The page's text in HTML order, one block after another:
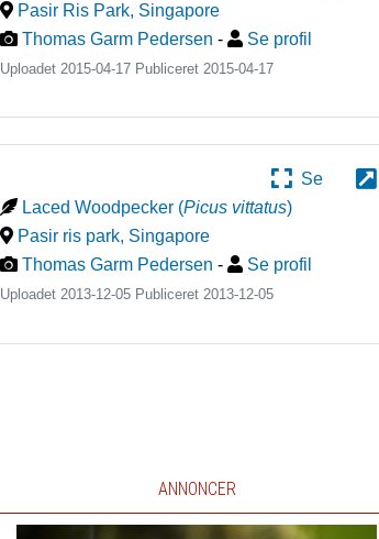
Pasir Ris Park, Singapore
Thomas Garm Pedersen - Se profil
Uploadet 2015-04-17 Publiceret2015-04-17
Se
Laced Woodpecker (Picus vittatus)
Pasir ris park, Singapore
Thomas Garm Pedersen - Se profil
Uploadet 2013-12-05 Publiceret2013-12-05
ANNONCER